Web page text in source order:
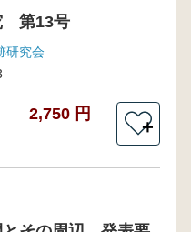
第13号
研究会
2,750 円
＋